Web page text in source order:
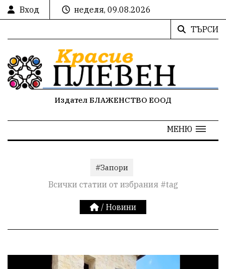
Вход
неделя, 09.08.2026
ТЪРСИ
Издател БЛАЖЕНСТВО ЕООД
МЕНЮ
#Запори
Всички статии от избрания #tag
/ Новини